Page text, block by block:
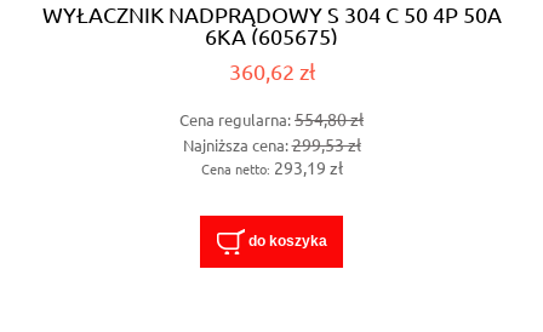
WYŁACZNIK NADPRĄDOWY S 304 C 50 4P 50A
6KA (605675)
360,62 zł
Cena regularna:554,80 zł
Najniższa cena:299,53 zł
Cena netto: 293,19 zł
do koszyka